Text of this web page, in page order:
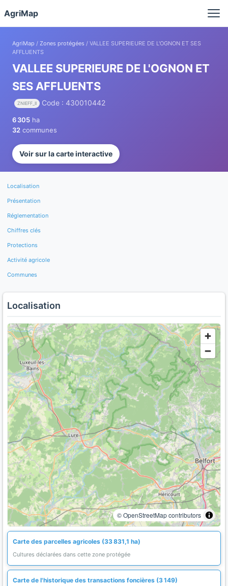
AgriMap
AgriMap / Zones protégées / VALLEE SUPERIEURE DE L'OGNON ET SES
AFFLUENTS
VALLEE SUPERIEURE DE L'OGNON ET
SES AFFLUENTS
ZNIEFF_II Code : 430010442
6 305 ha
32 communes
Voir sur la carte interactive
Localisation
Présentation
Réglementation
Chiffres clés
Protections
Activité agricole
Communes
Localisation
© OpenStreetMap contributors
Carte des parcelles agricoles (33 831,1 ha)
Cultures déclarées dans cette zone protégée
Carte de l'historique des transactions foncières (3 149)